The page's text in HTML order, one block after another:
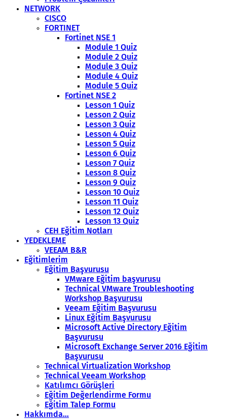
NETWORK
CISCO
FORTINET
Fortinet NSE 1
Module 1 Quiz
Module 2 Quiz
Module 3 Quiz
Module 4 Quiz
Module 5 Quiz
Fortinet NSE 2
Lesson 1 Quiz
Lesson 2 Quiz
Lesson 3 Quiz
Lesson 4 Quiz
Lesson 5 Quiz
Lesson 6 Quiz
Lesson 7 Quiz
Lesson 8 Quiz
Lesson 9 Quiz
Lesson 10 Quiz
Lesson 11 Quiz
Lesson 12 Quiz
Lesson 13 Quiz
CEH Eğitim Notları
YEDEKLEME
VEEAM B&R
Eğitimlerim
Eğitim Başvurusu
VMware Eğitim başvurusu
Technical VMware Troubleshooting
Workshop Başvurusu
Veeam Eğitim Başvurusu
Linux Eğitim Başvurusu
Microsoft Active Directory Eğitim
Başvurusu
Microsoft Exchange Server 2016 Eğitim
Başvurusu
Technical Virtualization Workshop
Technical Veeam Workshop
Katılımcı Görüşleri
Eğitim Değerlendirme Formu
Eğitim Talep Formu
Hakkımda…